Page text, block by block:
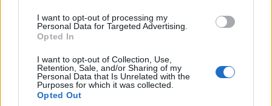
I want to opt-out of processing my
Personal Data for Targeted Advertising.
Opted In
I want to opt-out of Collection, Use,
Retention, Sale, and/or Sharing of my
Personal Data that Is Unrelated with the
Purposes for which it was collected.
Opted Out